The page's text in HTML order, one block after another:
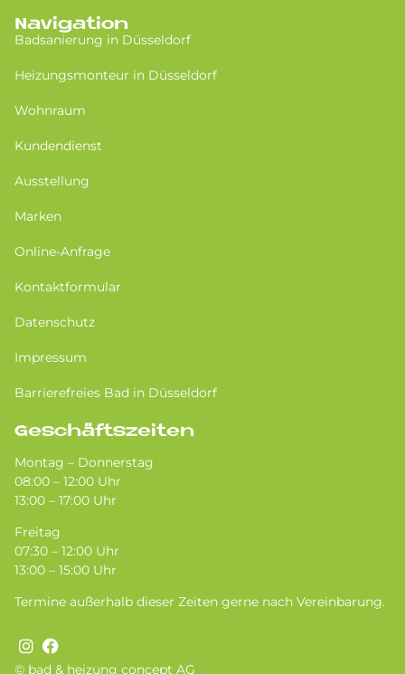
© bad & heizung concept AG
Navigation
Badsanierung in Düsseldorf
Heizungsmonteur in Düsseldorf
Wohnraum
Kundendienst
Ausstellung
Marken
Online-Anfrage
Kontaktformular
Datenschutz
Impressum
Barrierefreies Bad in Düsseldorf
Geschäftszeiten
Montag – Donnerstag
08:00 – 12:00 Uhr
13:00 – 17:00 Uhr
Freitag
07:30 – 12:00 Uhr
13:00 – 15:00 Uhr
Termine außerhalb dieser Zeiten gerne nach Vereinbarung.